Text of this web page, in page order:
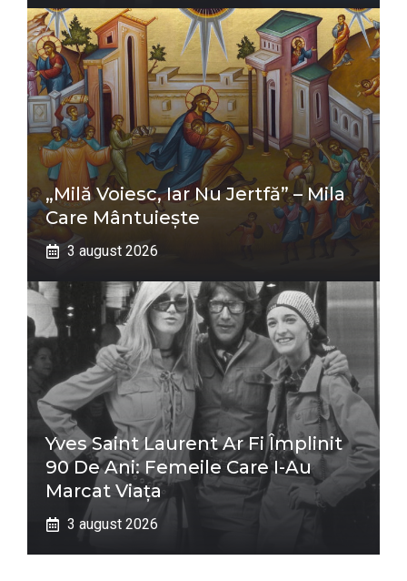
„Milă Voiesc, Iar Nu Jertfă” – Mila
Care Mântuiește
3 august 2026
Yves Saint Laurent Ar Fi Împlinit
90 De Ani: Femeile Care I-Au
Marcat Viața
3 august 2026